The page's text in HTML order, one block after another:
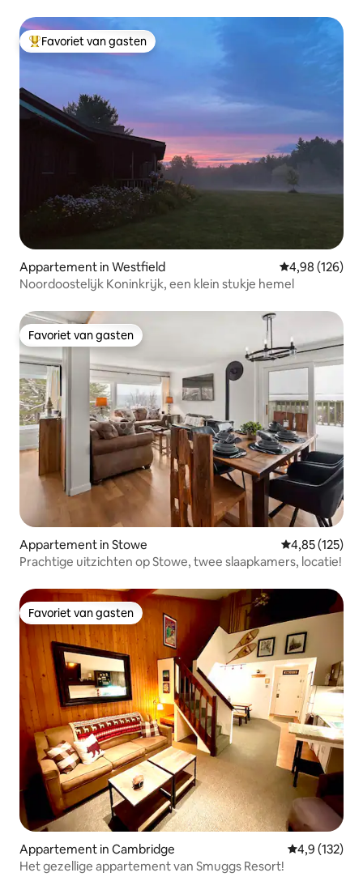
Topfavoriet van gasten
Favoriet van gasten
Appartement in Westfield Gemiddelde
4,98 (126)
Noordoostelijk Koninkrijk, een klein stukje hemel
Favoriet van gasten
Favoriet van gasten
Appartement in Stowe Gemiddelde
4,85 (125)
Prachtige uitzichten op Stowe, twee slaapkamers, locatie!
Favoriet van gasten
Favoriet van gasten
Appartement in Cambridge Gemiddelde
4,9 (132)
Het gezellige appartement van Smuggs Resort!